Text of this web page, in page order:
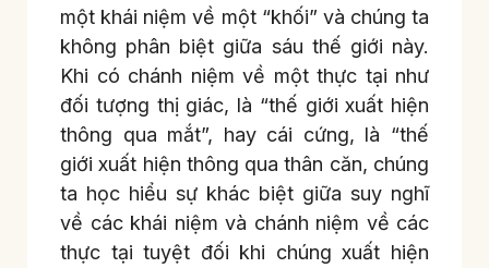
một khái niệm về một “khối” và chúng ta
không phân biệt giữa sáu thế giới này.
Khi có chánh niệm về một thực tại như
đối tượng thị giác, là “thế giới xuất hiện
thông qua mắt”, hay cái cứng, là “thế
giới xuất hiện thông qua thân căn, chúng
ta học hiểu sự khác biệt giữa suy nghĩ
về các khái niệm và chánh niệm về các
thực tại tuyệt đối khi chúng xuất hiện